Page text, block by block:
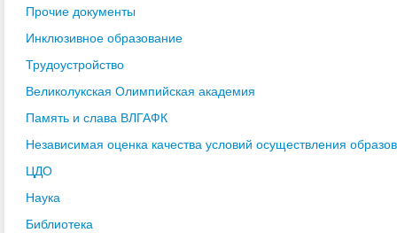
Прочие документы
Инклюзивное образование
Трудоустройство
Великолукская Олимпийская академия
Память и слава ВЛГАФК
Независимая оценка качества условий осуществления
ЦДО
Наука
Библиотека